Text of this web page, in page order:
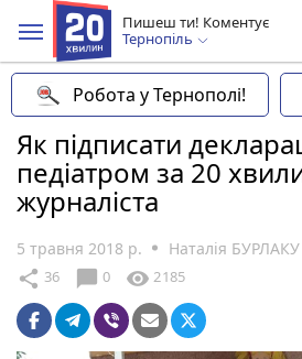
Пишеш ти! Коментує
Тернопіль
Робота у Тернополі!
Як підписати
педіатром за 20
журналіста
5 травня 2018 р. Наталія БУРЛАКУ
share 36 chat_bubble 0 visibility 2185